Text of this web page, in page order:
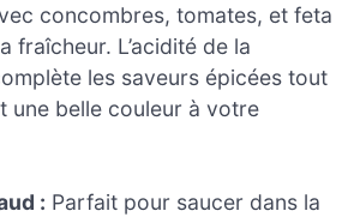
concombres, tomates, et feta
fraîcheur. L’acidité de la
les saveurs épicées tout
une belle couleur à votre
: Parfait pour saucer dans la